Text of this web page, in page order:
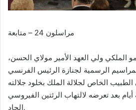
مراسلون 24 – متابعة
ولي العهد الأمير مولاي الحسن،
الرسمية لجنازة الرئيس الفرنسي
الخاص لجلالة الملك بخلود جلالته
بعد تعرضه لالتهاب الرئتين الفيروسي
الحاد.